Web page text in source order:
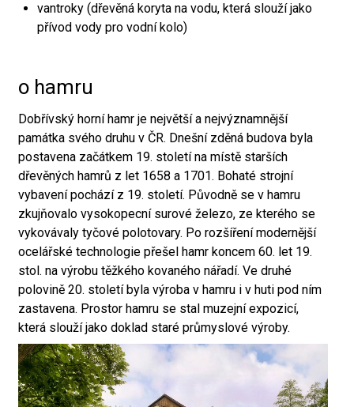
vantroky (dřevěná koryta na vodu, která slouží jako
přívod vody pro vodní kolo)
o hamru
Dobřívský horní hamr je největší a nejvýznamnější
památka svého druhu v ČR. Dnešní zděná budova byla
postavena začátkem 19. století na místě starších
dřevěných hamrů z let 1658 a 1701. Bohaté strojní
vybavení pochází z 19. století. Původně se v hamru
zkujňovalo vysokopecní surové železo, ze kterého se
vykovávaly tyčové polotovary. Po rozšíření modernější
ocelářské technologie přešel hamr koncem 60. let 19.
stol. na výrobu těžkého kovaného nářadí. Ve druhé
polovině 20. století byla výroba v hamru i v huti pod ním
zastavena. Prostor hamru se stal muzejní expozicí,
která slouží jako doklad staré průmyslové výroby.